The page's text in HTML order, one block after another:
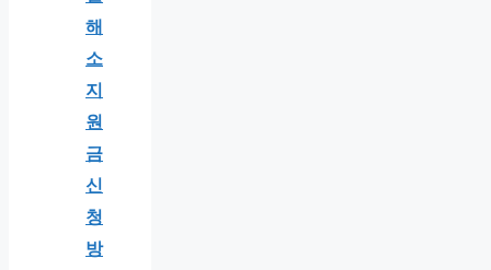
해
소
지
원
금
신
청
방